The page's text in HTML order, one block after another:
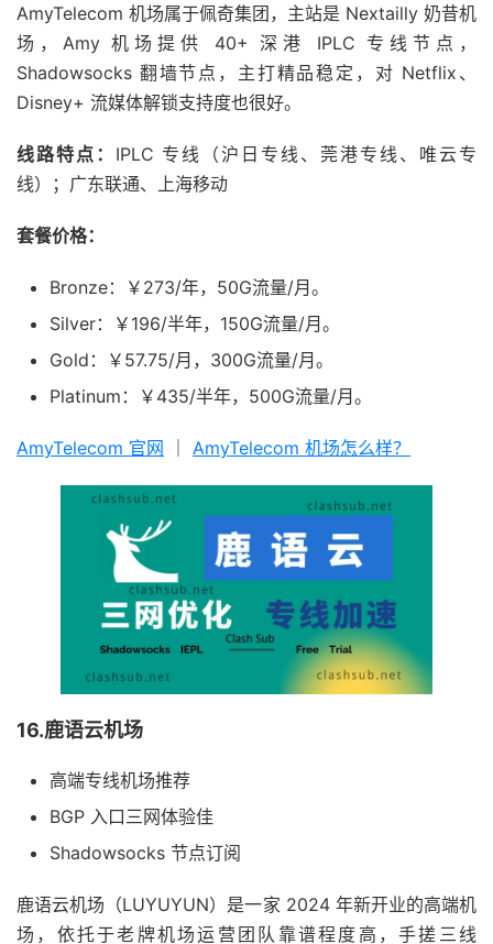
AmyTelecom 机场属于佩奇集团，主站是 Nextailly 奶昔机
场，Amy 机场提供 40+ 深港 IPLC 专线节点，
Shadowsocks 翻墙节点，主打精品稳定，对 Netflix、
Disney+ 流媒体解锁支持度也很好。
线路特点： IPLC 专线（沪日专线、莞港专线、唯云专
线）；广东联通、上海移动
套餐价格：
Bronze：￥273/年，50G流量/月。
Silver：￥196/半年，150G流量/月。
Gold：￥57.75/月，300G流量/月。
Platinum：￥435/半年，500G流量/月。
AmyTelecom 官网 AmyTelecom 机场怎么样？
16.鹿语云机场
高端专线机场推荐
BGP 入口三网体验佳
Shadowsocks 节点订阅
鹿语云机场（LUYUYUN）是一家 2024 年新开业的高端机
场，依托于老牌机场运营团队靠谱程度高，手搓三线